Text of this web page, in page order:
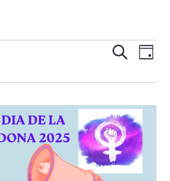
i
cerca
Cerca
de
Dia